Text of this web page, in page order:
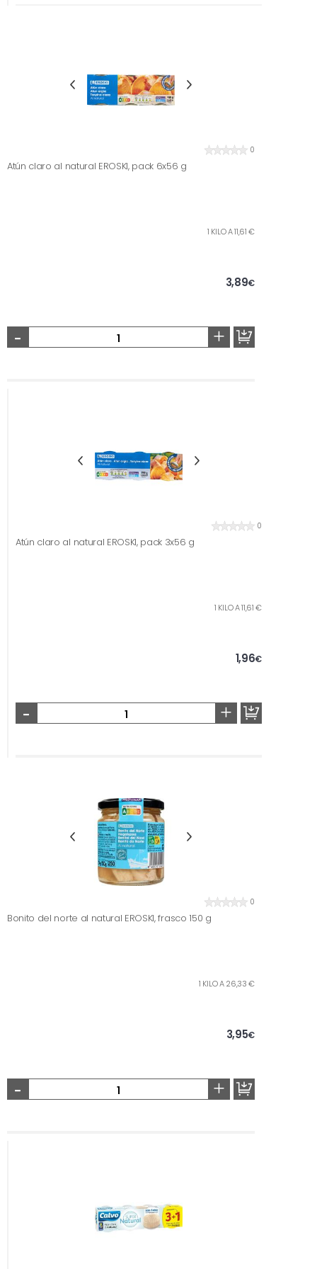
0
Atún claro al natural EROSKI, pack 6x56 g
1 KILO A 11,61 €
3,89€
- +
0
Atún claro al natural EROSKI, pack 3x56 g
1 KILO A 11,61 €
1,96€
- +
0
Bonito del norte al natural EROSKI, frasco 150 g
1 KILO A 26,33 €
3,95€
- +